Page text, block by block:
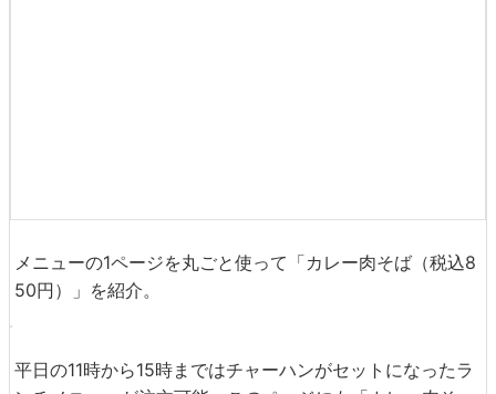
メニューの1ページを丸ごと使って「カレー肉そば（税込8
50円）」を紹介。